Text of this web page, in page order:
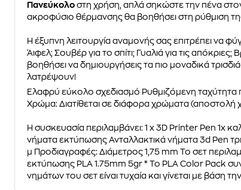
Πανεύκολο στη χρήση, απλά σηκώστε την πένα
ακροφύσιο θέρμανσης θα βοηθήσει στη ρύθμιση
Η έξυπνη λειτουργία αναμονής σας επιτρέπει να
Άιφελ; Σουβέρ για το σπίτι; Γυαλιά για τις
βοηθήσει να δημιουργήσεις τα πιο μοναδικά
λατρέψουν!
Ελαφρύ εύκολο σχεδιασμό Ρυθμιζόμενη
Χρώμα: Διατίθεται σε διάφορα χρώματα (αποστολή
Η συσκευασία περιλαμβάνει: 1 x 3D Printer Pen 1x
νήματα εκτύπωσης Ανταλλακτικά νήματα 3d Pen
μ Προδιαγραφές: Διάμετρος 1,75 mm To σετ
εκτύπωσης PLA 1.75mm 5gr * Το PLA Color Pack
νημάτων του σετ είναι τυχαία και γίνεται με βάση